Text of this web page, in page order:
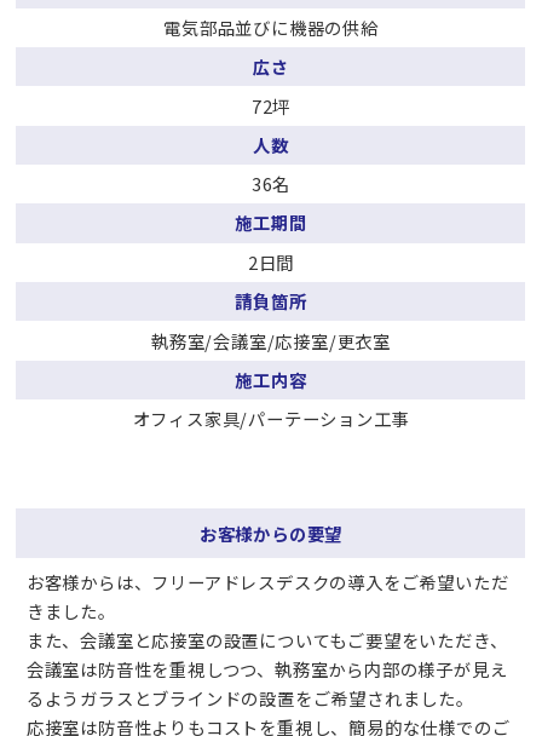
電気部品並びに機器の供給
広さ
72坪
人数
36名
施工期間
2日間
請負箇所
執務室/会議室/応接室/更衣室
施工内容
オフィス家具/パーテーション工事
お客様からの要望
お客様からは、フリーアドレスデスクの導入をご希望いただ
きました。
また、会議室と応接室の設置についてもご要望をいただき、
会議室は防音性を重視しつつ、執務室から内部の様子が見え
るようガラスとブラインドの設置をご希望されました。
応接室は防音性よりもコストを重視し、簡易的な仕様でのご